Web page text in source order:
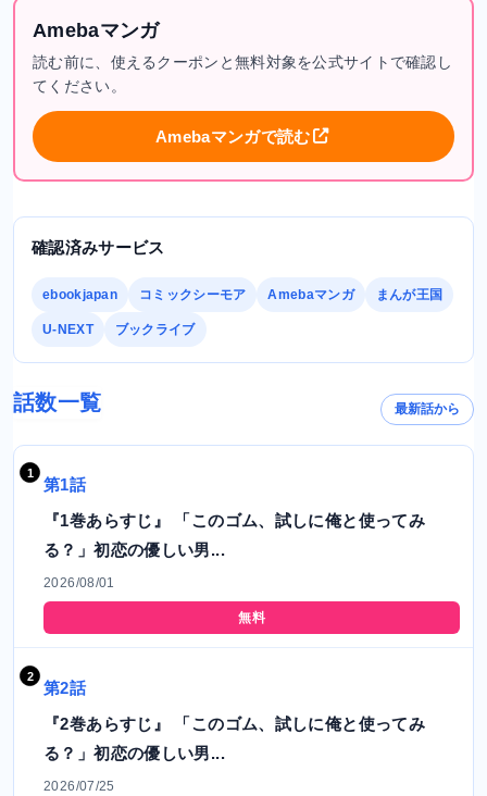
Amebaマンガ
読む前に、使えるクーポンと無料対象を公式サイトで確認し
てください。
Amebaマンガで読む
確認済みサービス
ebookjapan コミックシーモア Amebaマンガ まんが王国
U-NEXT ブックライブ
話数一覧 最新話から
第1話
『1巻あらすじ』 「このゴム、試しに俺と使ってみ
る？」初恋の優しい男...
2026/08/01
無料
第2話
『2巻あらすじ』 「このゴム、試しに俺と使ってみ
る？」初恋の優しい男...
2026/07/25